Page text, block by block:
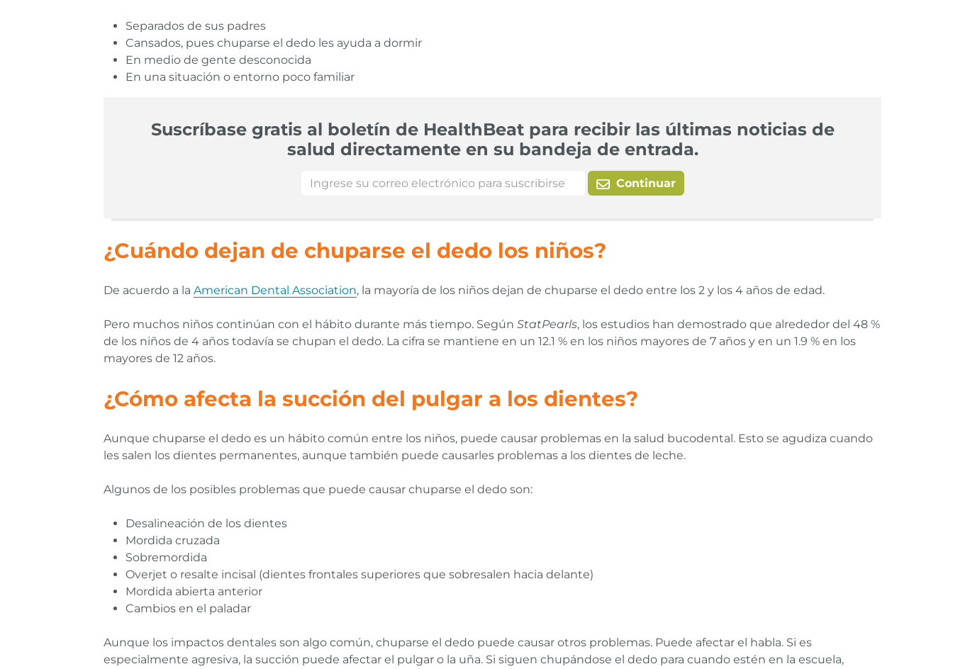
Separados de sus padres
Cansados, pues chuparse el dedo les ayuda a dormir
En medio de gente desconocida
En una situación o entorno poco familiar
Suscríbase gratis al boletín de HealthBeat para recibir las últimas noticias de
salud directamente en su bandeja de entrada.
Continuar
¿Cuándo dejan de chuparse el dedo los niños?
De acuerdo a la American Dental Association, la mayoría de los niños dejan de chuparse el dedo entre los 2 y los 4 años de edad.
Pero muchos niños continúan con el hábito durante más tiempo. Según StatPearls, los estudios han demostrado que alrededor del 48 %
de los niños de 4 años todavía se chupan el dedo. La cifra se mantiene en un 12.1 % en los niños mayores de 7 años y en un 1.9 % en los
mayores de 12 años.
¿Cómo afecta la succión del pulgar a los dientes?
Aunque chuparse el dedo es un hábito común entre los niños, puede causar problemas en la salud bucodental. Esto se agudiza cuando
les salen los dientes permanentes, aunque también puede causarles problemas a los dientes de leche.
Algunos de los posibles problemas que puede causar chuparse el dedo son:
Desalineación de los dientes
Mordida cruzada
Sobremordida
Overjet o resalte incisal (dientes frontales superiores que sobresalen hacia delante)
Mordida abierta anterior
Cambios en el paladar
Aunque los impactos dentales son algo común, chuparse el dedo puede causar otros problemas. Puede afectar el habla. Si es
especialmente agresiva, la succión puede afectar el pulgar o la uña. Si siguen chupándose el dedo para cuando estén en la escuela,